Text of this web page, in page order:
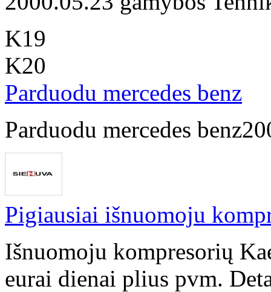
K19
K20
Parduodu mercedes benz
Parduodu mercedes
Pigiausiai išnuomoju
Išnuomoju kompresorių
eurai dienai plius pvm.